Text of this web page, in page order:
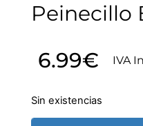
Peinecillo
6.99€ IVA
Sin existencias